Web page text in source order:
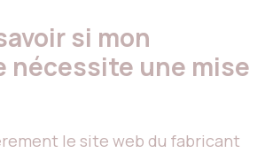
si mon
nécessite une mise
le site web du fabricant